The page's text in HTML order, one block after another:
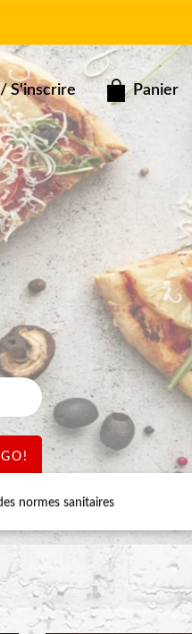
S'inscrire Panier
GO!
normes sanitaires